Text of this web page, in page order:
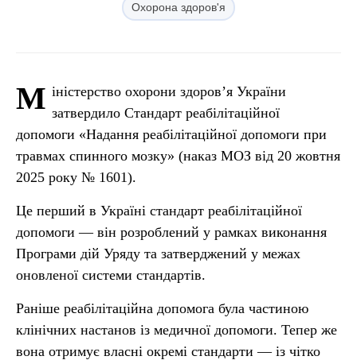
Охорона здоров'я
М іністерство охорони здоров’я України
затвердило Стандарт реабілітаційної
допомоги «Надання реабілітаційної допомоги при
травмах спинного мозку» (наказ МОЗ від 20 жовтня
2025 року № 1601).
Це перший в Україні стандарт реабілітаційної
допомоги — він розроблений у рамках виконання
Програми дій Уряду та затверджений у межах
оновленої системи стандартів.
Раніше реабілітаційна допомога була частиною
клінічних настанов із медичної допомоги. Тепер же
вона отримує власні окремі стандарти — із чітко